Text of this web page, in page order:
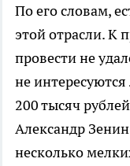
По его словам,
этой отрасли. К
провести не
не
200 тысяч
Александр
несколько